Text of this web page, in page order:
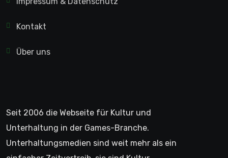
Kontakt
Über uns
Seit 2006 die Webseite für Kultur und
Unterhaltung in der Games-Branche.
Unterhaltungsmedien sind weit mehr als ein